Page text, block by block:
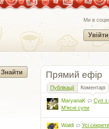
Ми в
Увійти
Прямий ефір
Публікації Коментарі
MaryanaK Суп з
М'ясні супи
Waldi Усі